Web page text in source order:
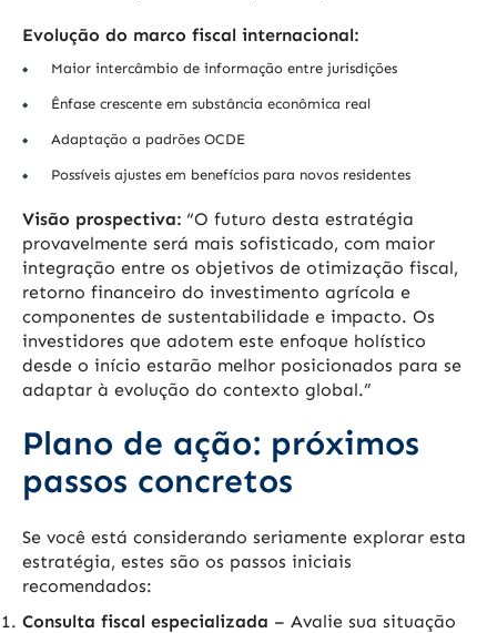
Evolução do marco fiscal internacional:
Maior intercâmbio de informação entre jurisdições
Ênfase crescente em substância econômica real
Adaptação a padrões OCDE
Possíveis ajustes em benefícios para novos residentes
Visão prospectiva: “O futuro desta estratégia
provavelmente será mais sofisticado, com maior
integração entre os objetivos de otimização fiscal,
retorno financeiro do investimento agrícola e
componentes de sustentabilidade e impacto. Os
investidores que adotem este enfoque holístico
desde o início estarão melhor posicionados para se
adaptar à evolução do contexto global.”
Plano de ação: próximos
passos concretos
Se você está considerando seriamente explorar esta
estratégia, estes são os passos iniciais
recomendados:
Consulta fiscal especializada – Avalie sua situação